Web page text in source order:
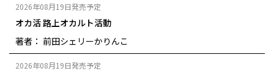
2026年08月19日発売予定
オカ活 路上オカルト活動
著者： 前田シェリーかりんこ
2026年08月19日発売予定